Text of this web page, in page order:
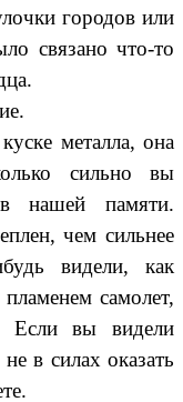
городов или
связано что-то
металла, она
сильно вы
нашей памяти.
чем сильнее
видели, как
самолет,
Если вы видели
в силах оказать